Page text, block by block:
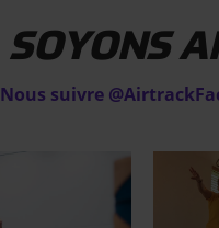
SOYONS
Nous suivre